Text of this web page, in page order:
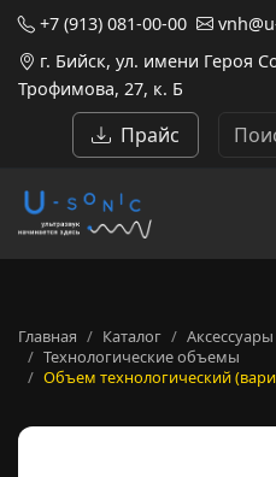
+7 (913) 081-00-00
г. Бийск, ул. имени Героя
Трофимова, 27, к. Б
Прайс
Главная Каталог
Технологические объемы
Объем технологический